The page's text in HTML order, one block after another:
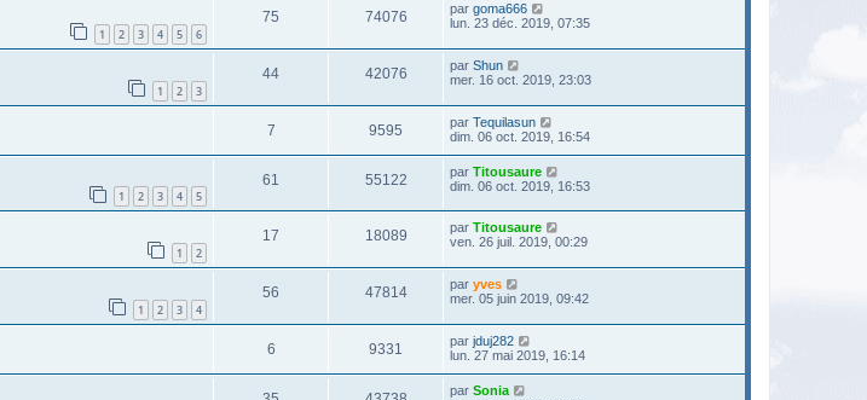
1 2 3 4 5 6
75 74076 par goma666
lun. 23 déc. 2019, 07:35
1 2 3
44 42076 par Shun
mer. 16 oct. 2019, 23:03
7 9595 par Tequilasun
dim. 06 oct. 2019, 16:54
1 2 3 4 5
61 55122 par Titousaure
dim. 06 oct. 2019, 16:53
1 2
17 18089 par Titousaure
ven. 26 juil. 2019, 00:29
1 2 3 4
56 47814 par yves
mer. 05 juin 2019, 09:42
6 9331 par jduj282
lun. 27 mai 2019, 16:14
par Sonia